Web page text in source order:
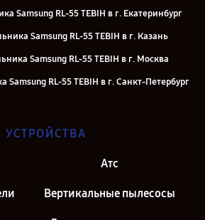
Samsung RL-55 TEBIH в г. Екатеринбург
Samsung RL-55 TEBIH в г. Казань
Samsung RL-55 TEBIH в г. Москва
Samsung RL-55 TEBIH в г. Санкт-Петербург
УСТРОЙСТВА
Атс
Вертикальные пылесосы